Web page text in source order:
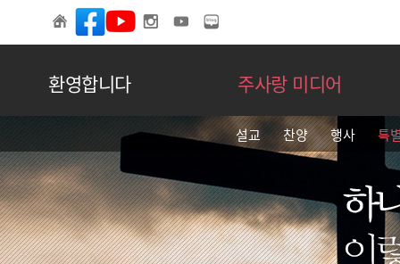
설교 찬양 행사 특
환영합니다 주사랑 미디어